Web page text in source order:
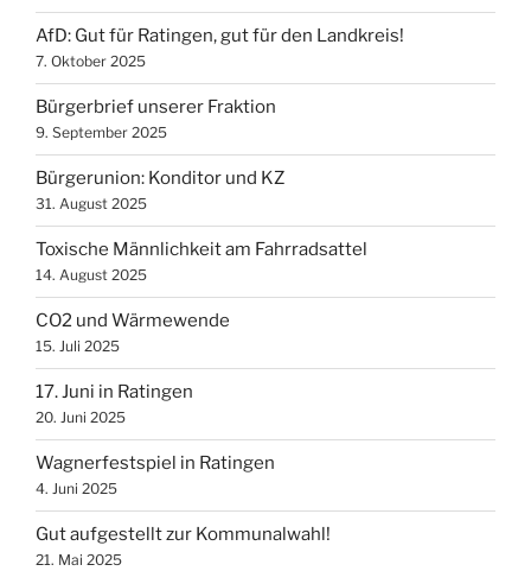
AfD: Gut für Ratingen, gut für den Landkreis!
7. Oktober 2025
Bürgerbrief unserer Fraktion
9. September 2025
Bürgerunion: Konditor und KZ
31. August 2025
Toxische Männlichkeit am Fahrradsattel
14. August 2025
CO2 und Wärmewende
15. Juli 2025
17. Juni in Ratingen
20. Juni 2025
Wagnerfestspiel in Ratingen
4. Juni 2025
Gut aufgestellt zur Kommunalwahl!
21. Mai 2025